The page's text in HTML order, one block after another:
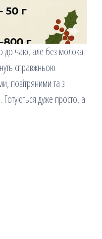
до чаю, але без молока
справжньою
повітряними та з
дуже просто, а